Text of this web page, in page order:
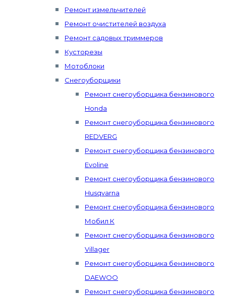
Ремонт измельчителей
Ремонт очистителей воздуха
Ремонт садовых триммеров
Кусторезы
Мотоблоки
Снегоуборщики
Ремонт снегоуборщика бензинового
Honda
Ремонт снегоуборщика бензинового
REDVERG
Ремонт снегоуборщика бензинового
Evoline
Ремонт снегоуборщика бензинового
Husqvarna
Ремонт снегоуборщика бензинового
Мобил К
Ремонт снегоуборщика бензинового
Villager
Ремонт снегоуборщика бензинового
DAEWOO
Ремонт снегоуборщика бензинового